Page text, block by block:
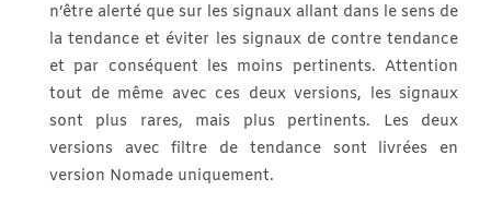
n’être alerté que sur les signaux allant dans le sens de
la tendance et éviter les signaux de contre tendance
et par conséquent les moins pertinents. Attention
tout de même avec ces deux versions, les signaux
sont plus rares, mais plus pertinents. Les deux
versions avec filtre de tendance sont livrées en
version Nomade uniquement.